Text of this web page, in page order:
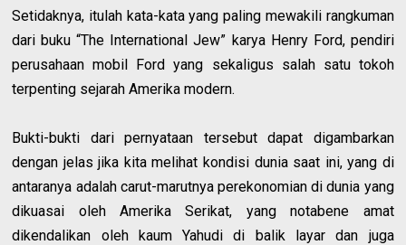
Setidaknya, itulah kata-kata yang paling mewakili rangkuman
dari buku “The International Jew” karya Henry Ford, pendiri
perusahaan mobil Ford yang sekaligus salah satu tokoh
terpenting sejarah Amerika modern.
Bukti-bukti dari pernyataan tersebut dapat digambarkan
dengan jelas jika kita melihat kondisi dunia saat ini, yang di
antaranya adalah carut-marutnya perekonomian di dunia yang
dikuasai oleh Amerika Serikat, yang notabene amat
dikendalikan oleh kaum Yahudi di balik layar dan juga